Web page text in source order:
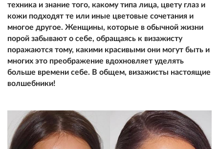
техника и знание того, какому типа лица, цвету глаз и
кожи подходят те или иные цветовые сочетания и
многое другое. Женщины, которые в обычной жизни
порой забывают о себе, обращаясь к визажисту
поражаются тому, какими красивыми они могут быть и
многих это преображение вдохновляет уделять
больше времени себе. В общем, визажисты настоящие
волшебники!